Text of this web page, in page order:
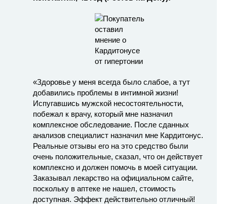
«Здоровье у меня всегда было слабое, а тут
добавились проблемы в интимной жизни!
Испугавшись мужской несостоятельности,
побежал к врачу, который мне назначил
комплексное обследование. После сданных
анализов специалист назначил мне Кардитонус.
Реальные отзывы его на это средство были
очень положительные, сказал, что он действует
комплексно и должен помочь в моей ситуации.
Заказывал лекарство на официальном сайте,
поскольку в аптеке не нашел, стоимость
доступная. Эффект действительно отличный!